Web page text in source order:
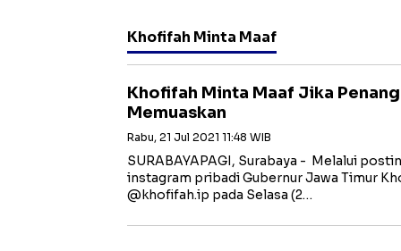
Khofifah Minta Maaf
Khofifah Minta Maaf Jika
Memuaskan
Rabu, 21 Jul 2021 11:48 WIB
SURABAYAPAGI, Surabaya - Melalui
instagram pribadi Gubernur Jawa Timur
@khofifah.ip pada Selasa (2…